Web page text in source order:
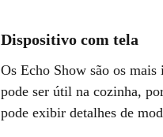
Dispositivo com tela
Os Echo Show são os
pode ser útil na cozinha,
pode exibir detalhes de